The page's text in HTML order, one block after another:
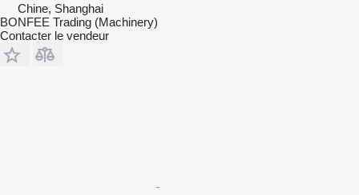
Chine, Shanghai
BONFEE Trading (Machinery)
Contacter le vendeur